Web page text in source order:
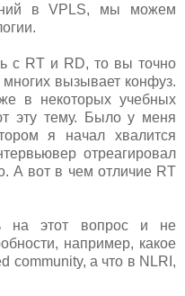
в VPLS, мы можем
с RT и RD, то вы точно
многих вызывает конфуз.
в некоторых учебных
эту тему. Было у меня
я начал хвалится
отреагировал
А вот в чем отличие RT
на этот вопрос и не
например, какое
community, а что в NLRI,